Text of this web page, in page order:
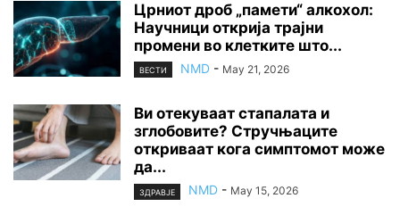
Црниот дроб „памети“ алкохол:
Научници открија трајни
промени во клетките што...
ВЕСТИ NMD - May 21, 2026
Ви отекуваат стапалата и
зглобовите? Стручњаците
откриваат кога симптомот може
да...
ЗДРАВЈЕ NMD - May 15, 2026